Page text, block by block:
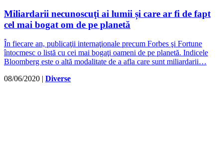
Miliardarii necunoscuţi ai lumii și care ar fi de fapt
cel mai bogat om de pe planetă
În fiecare an, publicaţii internaţionale precum Forbes şi Fortune
întocmesc o listă cu cei mai bogaţi oameni de pe planetă. Indicele
Bloomberg este o altă modalitate de a afla care sunt miliardarii…
08/06/2020 | Diverse